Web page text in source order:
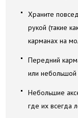
Храните
рукой (такие
карманах на
Передний
или небольшой
Небольшие
где их всегда